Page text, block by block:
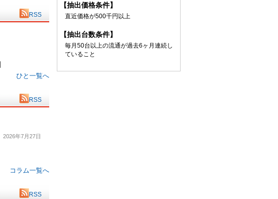
RSS
ひと一覧へ
RSS
2026年7月27日
コラム一覧へ
RSS
【抽出価格条件】
直近価格が500千円以上
【抽出台数条件】
毎月50台以上の流通が過去6ヶ月連続し
ていること